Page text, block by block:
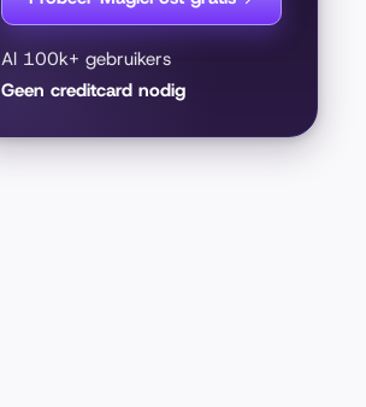
Al 100k+ gebruikers
Geen creditcard nodig